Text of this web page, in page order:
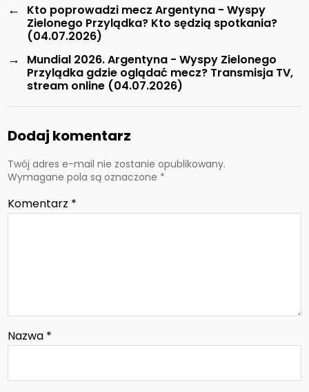
←
Kto poprowadzi mecz Argentyna - Wyspy
Zielonego Przylądka? Kto sędzią spotkania?
(04.07.2026)
→
Mundial 2026. Argentyna - Wyspy Zielonego
Przylądka gdzie oglądać mecz? Transmisja TV,
stream online (04.07.2026)
Dodaj komentarz
Twój adres e-mail nie zostanie opublikowany.
Wymagane pola są oznaczone *
Komentarz *
Nazwa *